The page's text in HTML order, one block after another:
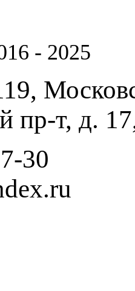
- 2025
пр-т, д.
30